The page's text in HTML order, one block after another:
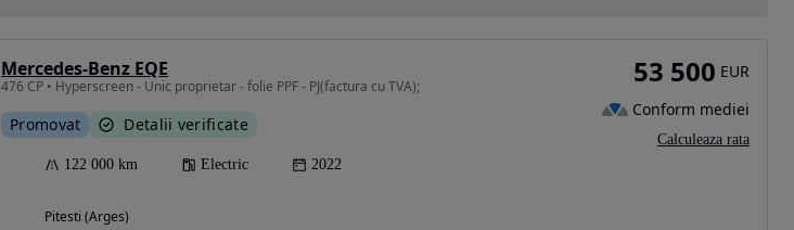
Mercedes-Benz EQE
476 CP • Hyperscreen - Unic proprietar - folie PPF - PJ(factura cu TVA);
Promovat Detalii verificate
122 000 km Electric 2022
Pitesti (Arges)
53 500 EUR
Conform mediei
Calculeaza rata